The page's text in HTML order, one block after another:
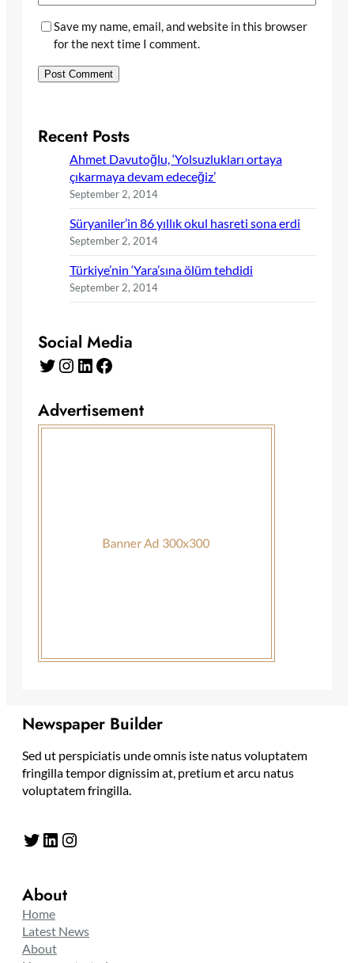
Save my name, email, and website in this browser
for the next time I comment.
Recent Posts
Ahmet Davutoğlu, ‘Yolsuzlukları ortaya
çıkarmaya devam edeceğiz’
September 2, 2014
Süryaniler’in 86 yıllık okul hasreti sona erdi
September 2, 2014
Türkiye’nin ‘Yara’sına ölüm tehdidi
September 2, 2014
Social Media
Twitter Instagram LinkedIn Facebook
Advertisement
Newspaper Builder
Sed ut perspiciatis unde omnis iste natus voluptatem
fringilla tempor dignissim at, pretium et arcu natus
voluptatem fringilla.
Twitter LinkedIn Instagram
About
Home
Latest News
About